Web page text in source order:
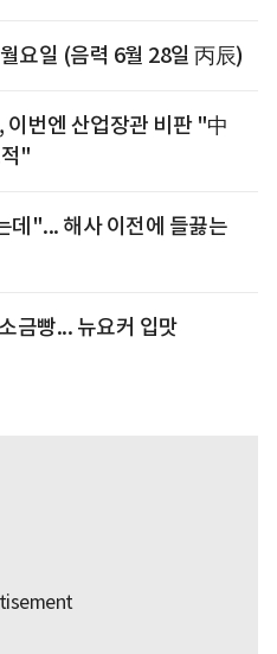
요일 (음력 6월 28일 丙辰)
번엔 산업장관 비판 "中
"
데"... 해사 이전에 들끓는
금빵... 뉴요커 입맛